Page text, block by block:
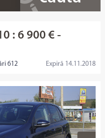
: 6 900 € -
612 Expiră 14.11.2018